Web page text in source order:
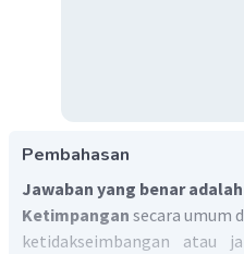
Pembahasan
Jawaban yang benar adalah
Ketimpangan secara umum
ketidakseimbangan atau